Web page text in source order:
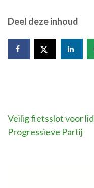
Deel deze inhoud
Bericht
navigatie
Veilig fietsslot voor lid
Progressieve Partij